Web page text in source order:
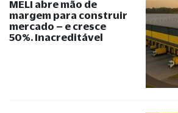
MELI abre mão de
margem para construir
mercado – e cresce
50%. Inacreditável